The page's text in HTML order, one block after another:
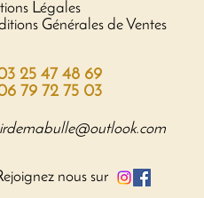
© au Clair de ma Bulle
Légales
Générales de Ventes
25 47 48 69
79 72 75 03
nous sur